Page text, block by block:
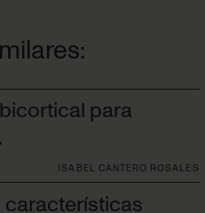
para
ISABEL CANTERO ROSALES